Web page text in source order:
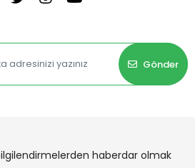
Gönder
haberdar olmak